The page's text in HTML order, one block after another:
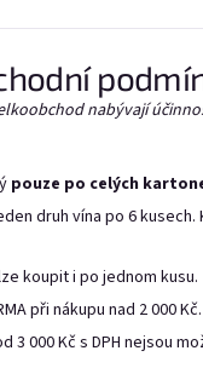
in boxu 20l
do 7
nabývají
pouze po celých
druh vína po 6 kusech.
koupit i po jednom kusu.
při nákupu nad 2 000 Kč.
3 000 Kč s DPH nejsou